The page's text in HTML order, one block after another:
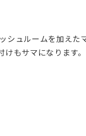
シュルームを加えた
もサマになります。